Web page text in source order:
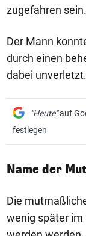
zugefahren sein.
Der Mann
durch einen
dabei unverletzt.
"Heute"auf
festlegen
Name der
Die
wenig später im